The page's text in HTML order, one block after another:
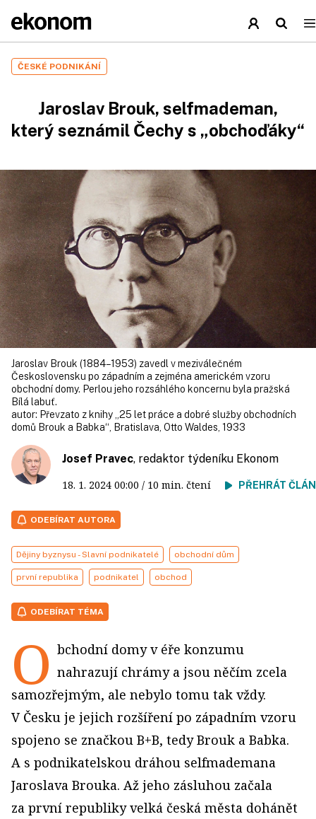
ČESKÉ PODNIKÁNÍ
Jaroslav Brouk, selfmademan,
který seznámil Čechy s „obchoďáky“
Jaroslav Brouk (1884–1953) zavedl v mezi­válečném
Československu po západním a zejména americkém vzoru
obchodní domy. Perlou jeho rozsáhlého koncernu byla pražská
Bílá labuť.
autor: Převzato z knihy „25 let práce a dobré služby obchodních
domů Brouk a Babka“, Bratislava, Otto Waldes, 1933
Josef Pravec, redaktor týdeníku Ekonom
18. 1. 2024 00:00 / 10 min. čtení PŘEHRÁT
ODEBÍRAT AUTORA
Dějiny byznysu - Slavní podnikatelé obchodní dům
první republika podnikatel obchod
ODEBÍRAT TÉMA
O bchodní domy v éře konzumu
nahrazují chrámy a jsou něčím zcela
samozřejmým, ale nebylo tomu tak vždy.
V Česku je jejich rozšíření po západním vzoru
spojeno se značkou B+B, tedy Brouk a Babka.
A s podnikatelskou dráhou selfmademana
Jaroslava Brouka. Až jeho zásluhou začala
za první republiky velká česká města dohánět